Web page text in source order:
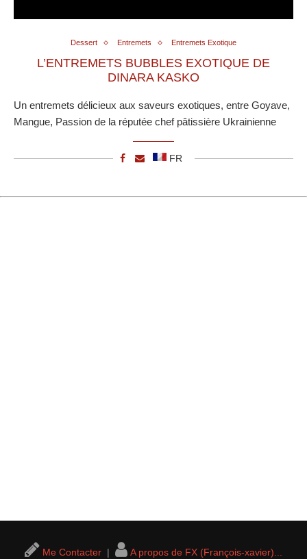
Dessert Entremets Entremets Exotique
L’ENTREMETS BUBBLES EXOTIQUE DE
DINARA KASKO
Un entremets délicieux aux saveurs exotiques, entre Goyave,
Mangue, Passion de la réputée chef pâtissière Ukrainienne
FR
Me Contacter | A propos de FX (François-xavier)...